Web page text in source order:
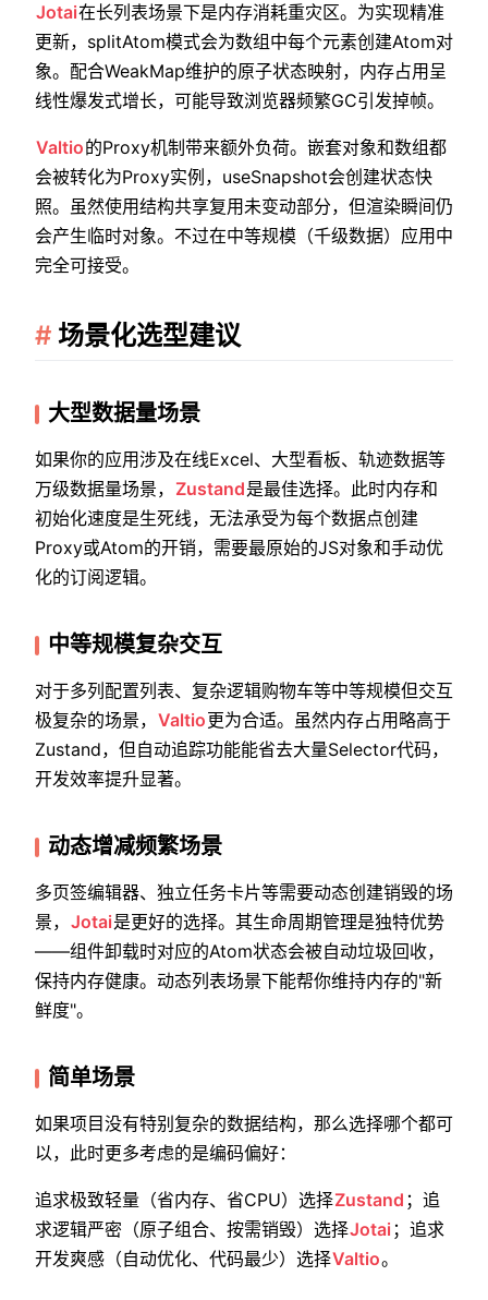
Jotai在长列表场景下是内存消耗重灾区。为实现精准
更新，splitAtom模式会为数组中每个元素创建Atom对
象。配合WeakMap维护的原子状态映射，内存占用呈
线性爆发式增长，可能导致浏览器频繁GC引发掉帧。
Valtio的Proxy机制带来额外负荷。嵌套对象和数组都
会被转化为Proxy实例，useSnapshot会创建状态快
照。虽然使用结构共享复用未变动部分，但渲染瞬间仍
会产生临时对象。不过在中等规模（千级数据）应用中
完全可接受。
场景化选型建议
大型数据量场景
如果你的应用涉及在线Excel、大型看板、轨迹数据等
万级数据量场景， Zustand是最佳选择。此时内存和
初始化速度是生死线，无法承受为每个数据点创建
Proxy或Atom的开销，需要最原始的JS对象和手动优
化的订阅逻辑。
中等规模复杂交互
对于多列配置列表、复杂逻辑购物车等中等规模但交互
极复杂的场景， Valtio更为合适。虽然内存占用略高于
Zustand，但自动追踪功能能省去大量Selector代码，
开发效率提升显著。
动态增减频繁场景
多页签编辑器、独立任务卡片等需要动态创建销毁的场
景， Jotai是更好的选择。其生命周期管理是独特优势
——组件卸载时对应的Atom状态会被自动垃圾回收，
保持内存健康。动态列表场景下能帮你维持内存的"新
鲜度"。
简单场景
如果项目没有特别复杂的数据结构，那么选择哪个都可
以，此时更多考虑的是编码偏好：
追求极致轻量（省内存、省CPU）选择Zustand ；追
求逻辑严密（原子组合、按需销毁）选择Jotai ；追求
开发爽感（自动优化、代码最少）选择Valtio。